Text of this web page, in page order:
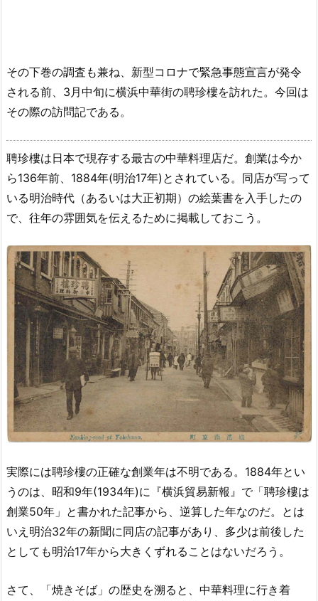
その下巻の調査も兼ね、新型コロナで緊急事態宣言が発令
される前、3月中旬に横浜中華街の聘珍樓を訪れた。今回は
その際の訪問記である。
聘珍樓は日本で現存する最古の中華料理店だ。創業は今か
ら136年前、1884年(明治17年)とされている。同店が写って
いる明治時代（あるいは大正初期）の絵葉書を入手したの
で、往年の雰囲気を伝えるために掲載しておこう。
実際には聘珍樓の正確な創業年は不明である。1884年とい
うのは、昭和9年(1934年)に『横浜貿易新報』で「聘珍樓は
創業50年」と書かれた記事から、逆算した年なのだ。とは
いえ明治32年の新聞に同店の記事があり、多少は前後した
としても明治17年から大きくずれることはないだろう。
さて、「焼きそば」の歴史を溯ると、中華料理に行き着